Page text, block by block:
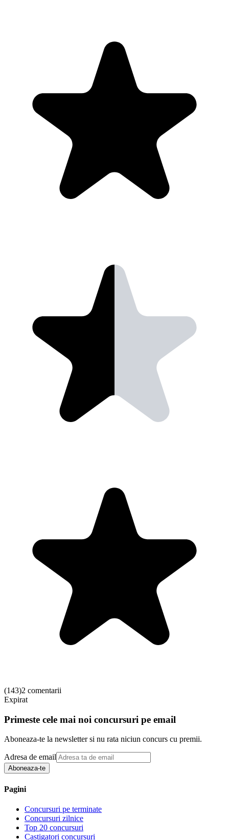
(143)2 comentarii
Expirat
Primeste cele mai noi concursuri pe email
Aboneaza-te la newsletter si nu rata niciun concurs cu premii.
Adresa de email
Aboneaza-te
Pagini
Concursuri pe terminate
Concursuri zilnice
Top 20 concursuri
Castigatori concursuri